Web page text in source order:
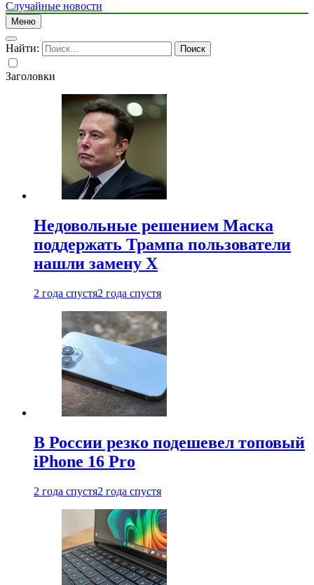
Случайные новости
Меню
Найти:
Заголовки
Недовольные решением Маска
поддержать Трампа пользователи
нашли замену X
2 года спустя2 года спустя
В России резко подешевел топовый
iPhone 16 Pro
2 года спустя2 года спустя